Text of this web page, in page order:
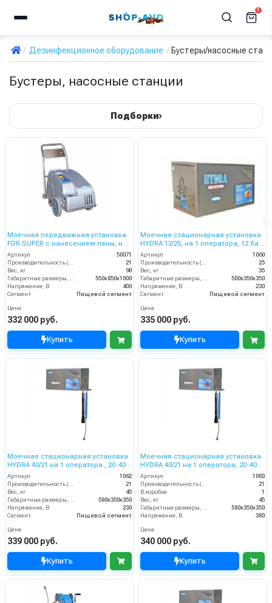
1
Дезинфекционное оборудование Бустеры/насосные
Бустеры, насосные станции
Подборки›
Моечная передвижная установка
FDR SUPER с нанесением пены, на
1 оператора , 150 бар, 21 л/мин
Артикул
50071
Производительность (л/мин)
21
Вес, кг
90
Габаритные размеры, мм
550x850x1000
Напряжение, В
400
Сегмент
Пищевой сегмент
Цена
332 000 руб.
Купить
Моечная стационарная установка
HYDRA 12/25, на 1 оператора, 12 бар,
25 л/мин.
Артикул
1060
Производительность (л/мин)
25
Вес, кг
35
Габаритные размеры, мм
500x350x350
Напряжение, В
230
Сегмент
Пищевой сегмент
Цена
335 000 руб.
Купить
Моечная стационарная установка
HYDRA 40/21 на 1 оператора , 20-40
бар, 21 л/мин, 230 В
Артикул
1062
21
Вес, кг
45
580x350x350
Напряжение, В
230
Сегмент
Пищевой сегмент
Цена
339 000 руб.
Купить
Моечная стационарная установка
HYDRA 40/21 на 1 оператора, 20-40
бар, 21 л/мин, 380 В
Артикул
1063
21
В коробке
1
Вес, кг
45
580x350x350
Напряжение, В
380
Цена
340 000 руб.
Купить